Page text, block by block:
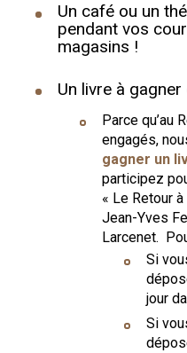
Un café ou un
pendant vos
magasins !
Un livre à
Parce qu’au
engagés,
gagner un
participez
« Le Retour
Jean-Yves
Larcenet.
Si
jour
Si